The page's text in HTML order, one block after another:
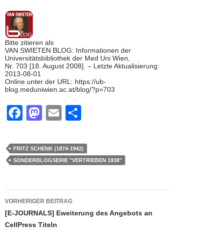
Bitte zitieren als
VAN SWIETEN BLOG: Informationen der
Universitätsbibliothek der Med Uni Wien,
Nr. 703 [18. August 2008]. – Letzte Aktualisierung:
2013-08-01
Online unter der URL: https://ub-
blog.meduniwien.ac.at/blog/?p=703
F
c
e
o
o
k
M
st
o
o
n
E
ail e
n
FRITZ SCHENK (1874-1942)
SONDERBLOGSERIE "VERTRIEBEN 1938"
Beitragsnavigation
VORHERIGER BEITRAG
[E-JOURNALS] Eweiterung des Angebots an
CellPress Titeln